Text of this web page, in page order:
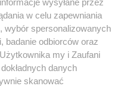
Instagram
wysyłane przez
w celu zapewniania
wybór spersonalizowanych
badanie odbiorców oraz
my i Zaufani
danych
skanować